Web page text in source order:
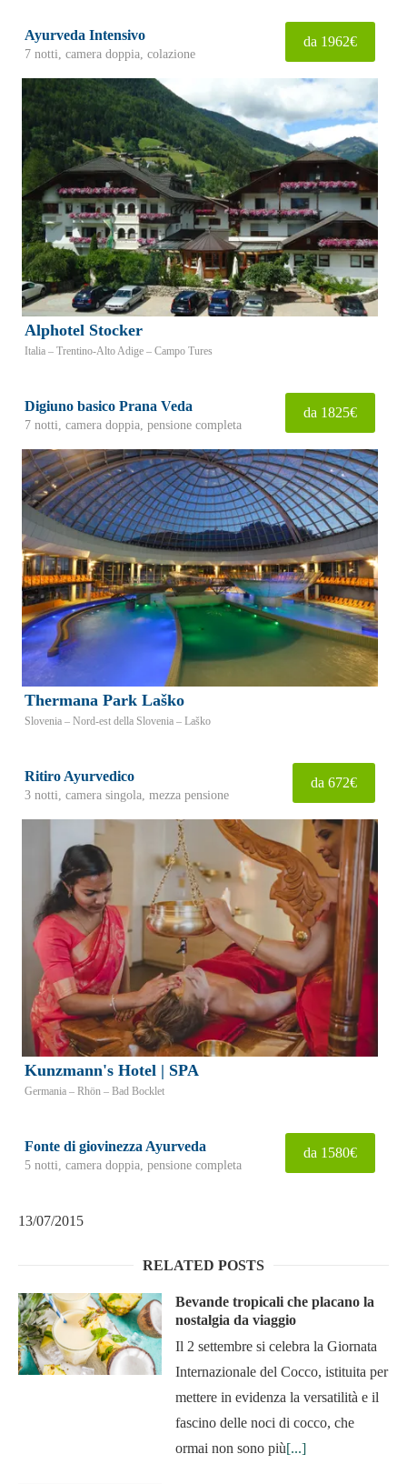
Ayurveda Intensivo
7 notti, camera doppia, colazione
da 1962€
Alphotel Stocker
Italia – Trentino-Alto Adige – Campo Tures
Digiuno basico Prana Veda
7 notti, camera doppia, pensione completa
da 1825€
Thermana Park Laško
Slovenia – Nord-est della Slovenia – Laško
Ritiro Ayurvedico
3 notti, camera singola, mezza pensione
da 672€
Kunzmann's Hotel | SPA
Germania – Rhön – Bad Bocklet
Fonte di giovinezza Ayurveda
5 notti, camera doppia, pensione completa
da 1580€
13/07/2015
RELATED POSTS
Bevande tropicali che placano la
nostalgia da viaggio
Il 2 settembre si celebra la Giornata
Internazionale del Cocco, istituita per
mettere in evidenza la versatilità e il
fascino delle noci di cocco, che
ormai non sono più[...]